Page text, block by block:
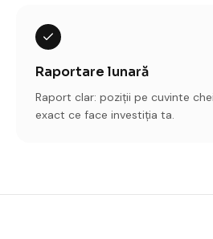
Raportare lunară
Raport clar: poziții pe cuvinte
exact ce face investiția ta.